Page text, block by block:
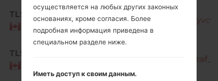
TLS
Canada
SM-
TLS
SM-
осуществляется на любых других законных
основаниях, кроме согласия. Более
подробная информация приведена в
специальном разделе ниже.
Иметь доступ к своим данным.